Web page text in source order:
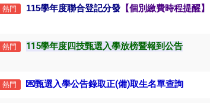
熱門 115學年度聯合登記分發 【個別繳費時程提醒】
熱門 115學年度四技甄選入學放榜暨報到公告
熱門 💌甄選 入學公告錄取正(備)取生名單查詢